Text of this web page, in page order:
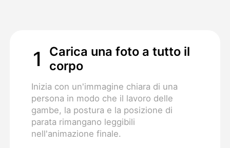
1
Carica una foto a tutto il
corpo
Inizia con un'immagine chiara di una
persona in modo che il lavoro delle
gambe, la postura e la posizione di
parata rimangano leggibili
nell'animazione finale.